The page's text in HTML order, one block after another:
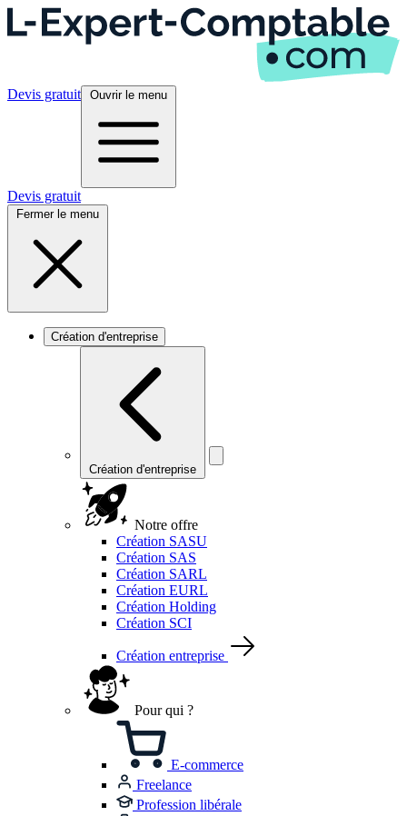
Devis gratuit Ouvrir le menu
Devis gratuit
Fermer le menu
Création d'entreprise
Création d'entreprise
Notre offre
Création SASU
Création SAS
Création SARL
Création EURL
Création Holding
Création SCI
Création entreprise
Pour qui ?
E-commerce
Freelance
Profession libérale